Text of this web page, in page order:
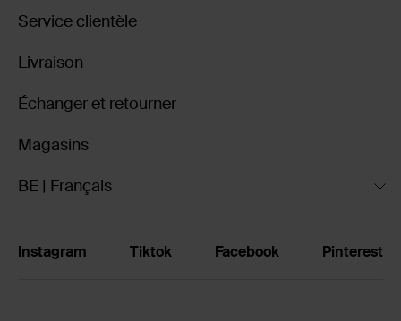
Service clientèle
Livraison
Échanger et retourner
Magasins
BE | Français
Instagram Tiktok Facebook Pinterest